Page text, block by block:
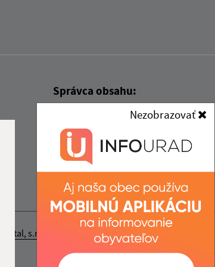
Nezobrazovať
Správca obsahu:
Správca obsahu je Obec Kysak.
Vytvorené v súlade s
dizajn manuálom elektronických
služieb.
s.r.o.